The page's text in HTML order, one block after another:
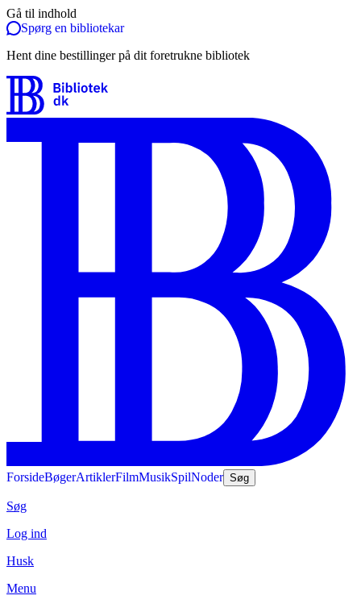
Gå til indhold
Spørg en bibliotekar
Hent dine bestillinger på dit foretrukne bibliotek
ForsideBøgerArtiklerFilmMusikSpilNoder Søg
Søg
Log ind
Husk
Menu